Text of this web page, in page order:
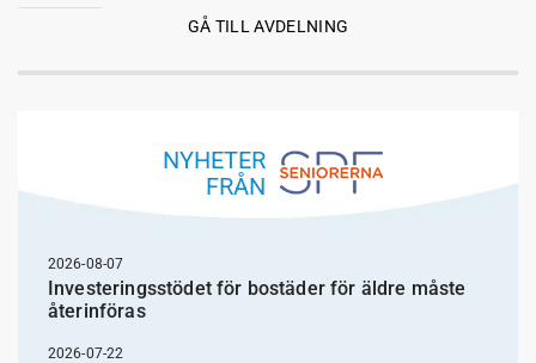
GÅ TILL AVDELNING
NYHETER
FRÅN
2026-08-07
Investeringsstödet för bostäder för äldre måste
återinföras
2026-07-22